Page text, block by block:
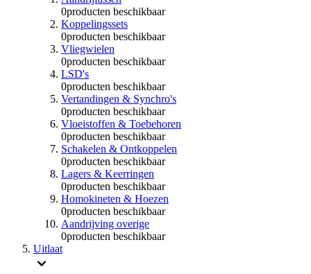
0producten beschikbaar
Koppelingssets
0producten beschikbaar
Vliegwielen
0producten beschikbaar
LSD's
0producten beschikbaar
Vertandingen & Synchro's
0producten beschikbaar
Vloeistoffen & Toebehoren
0producten beschikbaar
Schakelen & Ontkoppelen
0producten beschikbaar
Lagers & Keerringen
0producten beschikbaar
Homokineten & Hoezen
0producten beschikbaar
Aandrijving overige
0producten beschikbaar
Uitlaat